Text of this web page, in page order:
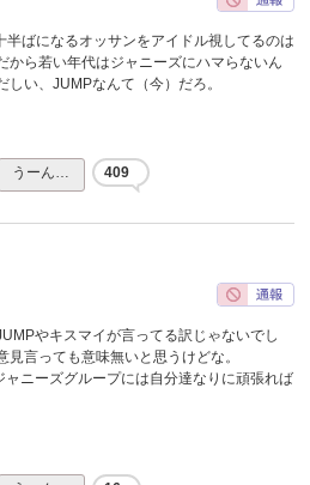
半ばになるオッサンをアイドル視してるのは
から若い年代はジャニーズにハマらないん
い、JUMPなんて（今）だろ。
うーん… 409
やキスマイが言ってる訳じゃないでし
見言っても意味無いと思うけどな。
ニーズグループには自分達なりに頑張れば